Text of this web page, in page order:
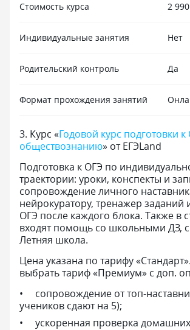
Стоимость курса 2
Индивидуальные занятия Нет
Родительский контроль Да
Формат прохождения занятий
3. Курс «Годовой курс подготовки
обществознанию» от ЕГЭLand
Подготовка к ОГЭ по
траектории: уроки, конспекты и
сопровождение личного
нейрокуратору, тренажер
ОГЭ после каждого блока. Также в
входят помощь со школьными ДЗ,
Летняя школа.
Цена указана по тарифу
выбрать тариф «Премиум» с доп.
сопровождение от топ-
учеников сдают на 5);
ускоренная проверка